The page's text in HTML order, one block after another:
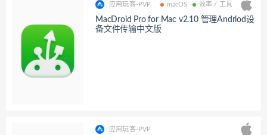
应用玩客-PVP macOS 效率 / 工具
MacDroid Pro for Mac v2.10 管理Andriod设
备文件传输中文版
应用玩客-PVP